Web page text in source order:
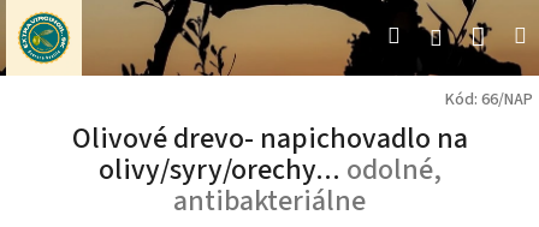
Prejsť
obsah
HľadaťPrihlásenie
Kód: 66/NAP
Olivové drevo- napichovadlo na
olivy/syry/orechy... odolné,
antibakteriálne